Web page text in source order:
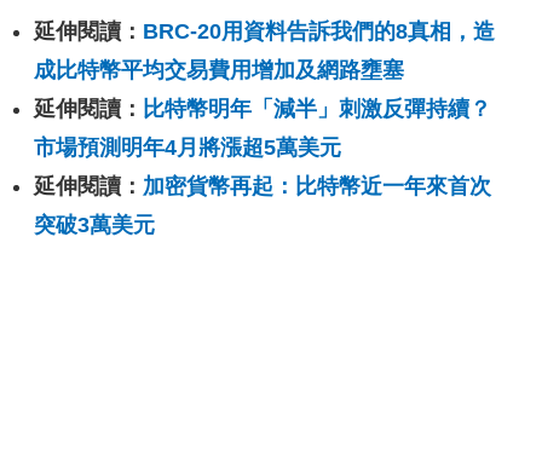
延伸閱讀： BRC-20用資料告訴我們的8真相，造
成比特幣平均交易費用增加及網路壅塞
延伸閱讀： 比特幣明年「減半」刺激反彈持續？
市場預測明年4月將漲超5萬美元
延伸閱讀： 加密貨幣再起：比特幣近一年來首次
突破3萬美元